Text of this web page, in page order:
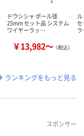
ドウシシャ ポール径
25mm セット品 システム
ワイヤーラッ…
￥13,982～ （税込）
セ
ランキングをもっと見る
スポンサー